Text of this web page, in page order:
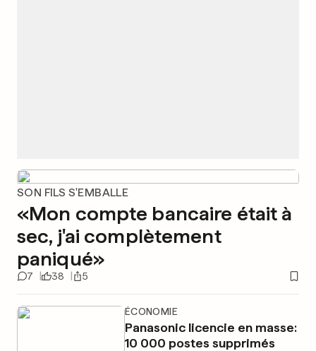
SON FILS S'EMBALLE
«Mon compte bancaire était à
sec, j'ai complètement
paniqué»
7 38 5
ÉCONOMIE
Panasonic licencie en masse:
10 000 postes supprimés